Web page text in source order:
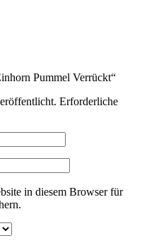
Pummel Verrückt“
Erforderliche
in diesem Browser für